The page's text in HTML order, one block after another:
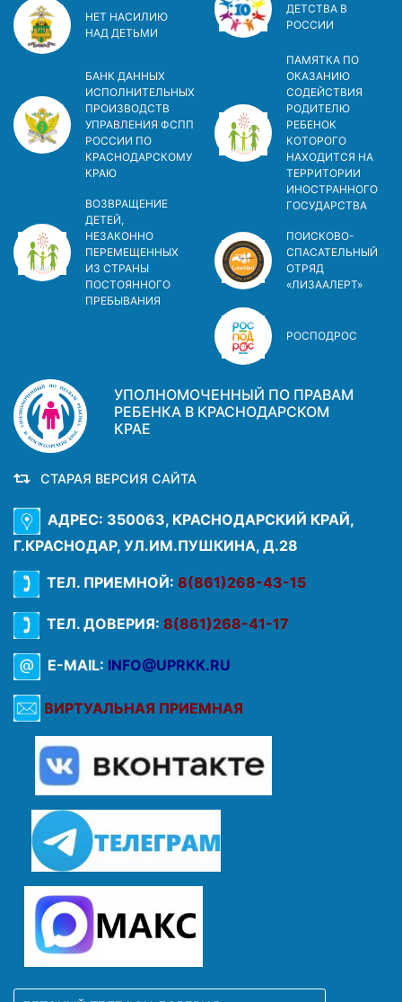
НЕТ НАСИЛИЮ
НАД ДЕТЬМИ
БАНК ДАННЫХ
ИСПОЛНИТЕЛЬНЫХ
ПРОИЗВОДСТВ
УПРАВЛЕНИЯ ФСПП
РОССИИ ПО
КРАСНОДАРСКОМУ
КРАЮ
ВОЗВРАЩЕНИЕ
ДЕТЕЙ,
НЕЗАКОННО
ПЕРЕМЕЩЕННЫХ
ИЗ СТРАНЫ
ПОСТОЯННОГО
ПРЕБЫВАНИЯ
ДЕТСТВА В
РОСCИИ
ПАМЯТКА ПО
ОКАЗАНИЮ
СОДЕЙСТВИЯ
РОДИТЕЛЮ
РЕБЕНОК
КОТОРОГО
НАХОДИТСЯ НА
ТЕРРИТОРИИ
ИНОСТРАННОГО
ГОСУДАРСТВА
ПОИСКОВО-
СПАСАТЕЛЬНЫЙ
ОТРЯД
«ЛИЗААЛЕРТ»
РОСПОДРОС
УПОЛНОМОЧЕННЫЙ ПО ПРАВАМ
РЕБЕНКА В КРАСНОДАРСКОМ
КРАЕ
СТАРАЯ ВЕРСИЯ САЙТА
АДРЕС: 350063, КРАСНОДАРСКИЙ КРАЙ,
Г.КРАСНОДАР, УЛ.ИМ.ПУШКИНА, Д.28
ТЕЛ. ПРИЕМНОЙ: 8(861)268-43-15
ТЕЛ. ДОВЕРИЯ: 8(861)268-41-17
E-MAIL: INFO@UPRKK.RU
ВИРТУАЛЬНАЯ ПРИЕМНАЯ